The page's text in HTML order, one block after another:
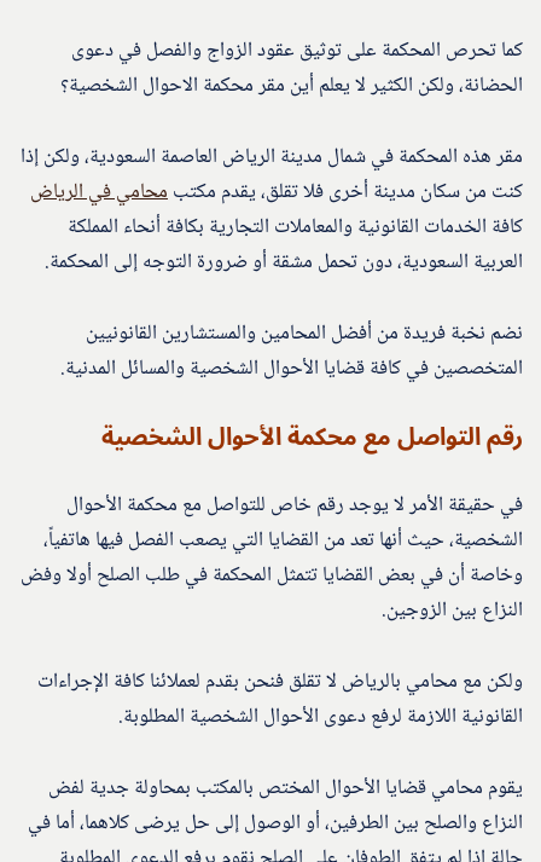
كما تحرص المحكمة على توثيق عقود الزواج والفصل في دعوى
الحضانة، ولكن الكثير لا يعلم أين مقر محكمة الاحوال الشخصية؟
مقر هذه المحكمة في شمال مدينة الرياض العاصمة السعودية، ولكن إذا
كنت من سكان مدينة أخرى فلا تقلق، يقدم مكتبمحامي في الرياض
كافة الخدمات القانونية والمعاملات التجارية بكافة أنحاء المملكة
العربية السعودية، دون تحمل مشقة أو ضرورة التوجه إلى المحكمة.
نضم نخبة فريدة من أفضل المحامين والمستشارين القانونيين
المتخصصين في كافة قضايا الأحوال الشخصية والمسائل المدنية.
رقم التواصل مع محكمة الأحوال الشخصية
في حقيقة الأمر لا يوجد رقم خاص للتواصل مع محكمة الأحوال
الشخصية، حيث أنها تعد من القضايا التي يصعب الفصل فيها هاتفياً،
وخاصة أن في بعض القضايا تتمثل المحكمة في طلب الصلح أولا وفض
النزاع بين الزوجين.
ولكن مع محامي بالرياض لا تقلق فنحن بقدم لعملائنا كافة الإجراءات
القانونية اللازمة لرفع دعوى الأحوال الشخصية المطلوبة.
يقوم محامي قضايا الأحوال المختص بالمكتب بمحاولة جدية لفض
النزاع والصلح بين الطرفين، أو الوصول إلى حل يرضى كلاهما، أما في